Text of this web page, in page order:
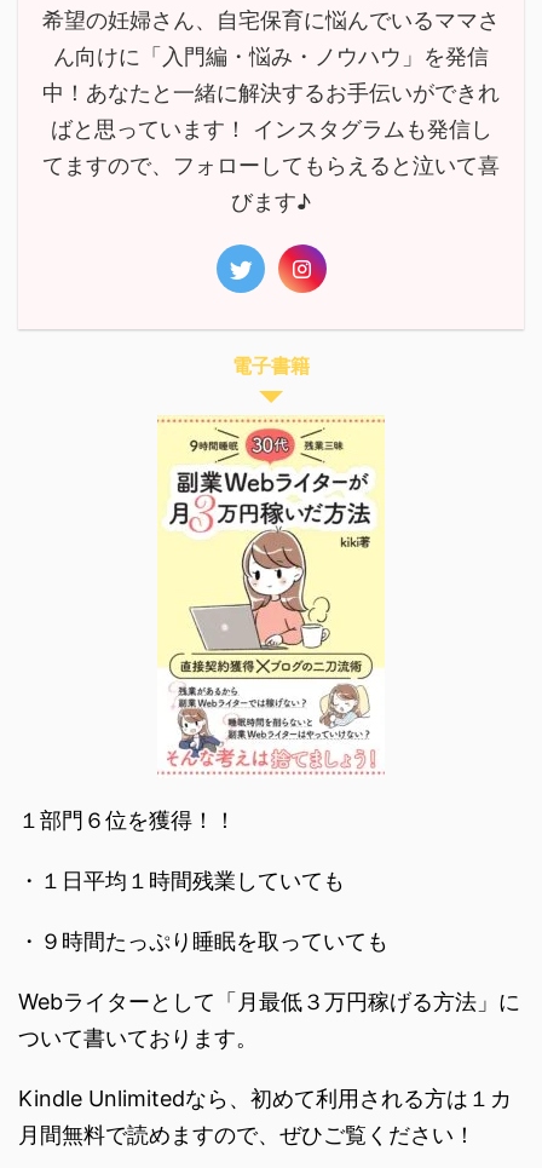
希望の妊婦さん、自宅保育に悩んでいるママさ
ん向けに「入門編・悩み・ノウハウ」を発信
中！あなたと一緒に解決するお手伝いができれ
ばと思っています！ インスタグラムも発信し
てますので、フォローしてもらえると泣いて喜
びます♪
電子書籍
１部門６位を獲得！！
・１日平均１時間残業していても
・９時間たっぷり睡眠を取っていても
Webライターとして「月最低３万円稼げる方法」に
ついて書いております。
Kindle Unlimitedなら、初めて利用される方は１カ
月間無料で読めますので、ぜひご覧ください！